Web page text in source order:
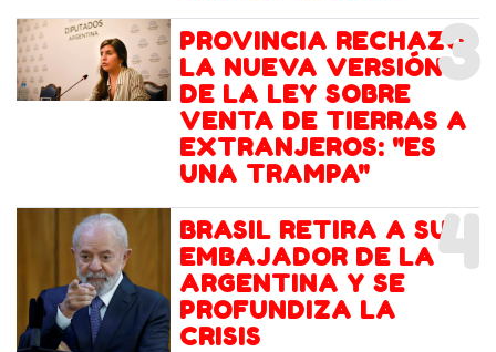
3
PROVINCIA RECHAZÓ
LA NUEVA VERSIÓN
DE LA LEY SOBRE
VENTA DE TIERRAS A
EXTRANJEROS: "ES
UNA TRAMPA"
4
BRASIL RETIRA A SU
EMBAJADOR DE LA
ARGENTINA Y SE
PROFUNDIZA LA
CRISIS